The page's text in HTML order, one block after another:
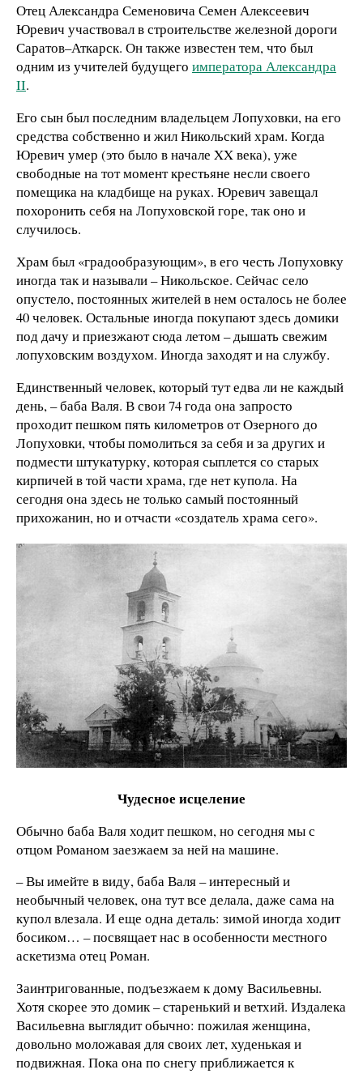
Отец Александра Семеновича Семен Алексеевич
Юревич участвовал в строительстве железной дороги
Саратов–Аткарск. Он также известен тем, что был
одним из учителей будущего императора Александра
II.
Его сын был последним владельцем Лопуховки, на его
средства собственно и жил Никольский храм. Когда
Юревич умер (это было в начале XX века), уже
свободные на тот момент крестьяне несли своего
помещика на кладбище на руках. Юревич завещал
похоронить себя на Лопуховской горе, так оно и
случилось.
Храм был «градообразующим», в его честь Лопуховку
иногда так и называли – Никольское. Сейчас село
опустело, постоянных жителей в нем осталось не более
40 человек. Остальные иногда покупают здесь домики
под дачу и приезжают сюда летом – дышать свежим
лопуховским воздухом. Иногда заходят и на службу.
Единственный человек, который тут едва ли не каждый
день, – баба Валя. В свои 74 года она запросто
проходит пешком пять километров от Озерного до
Лопуховки, чтобы помолиться за себя и за других и
подмести штукатурку, которая сыплется со старых
кирпичей в той части храма, где нет купола. На
сегодня она здесь не только самый постоянный
прихожанин, но и отчасти «создатель храма сего».
Чудесное исцеление
Обычно баба Валя ходит пешком, но сегодня мы с
отцом Романом заезжаем за ней на машине.
– Вы имейте в виду, баба Валя – интересный и
необычный человек, она тут все делала, даже сама на
купол влезала. И еще одна деталь: зимой иногда ходит
босиком… – посвящает нас в особенности местного
аскетизма отец Роман.
Заинтригованные, подъезжаем к дому Васильевны.
Хотя скорее это домик – старенький и ветхий. Издалека
Васильевна выглядит обычно: пожилая женщина,
довольно моложавая для своих лет, худенькая и
подвижная. Пока она по снегу приближается к